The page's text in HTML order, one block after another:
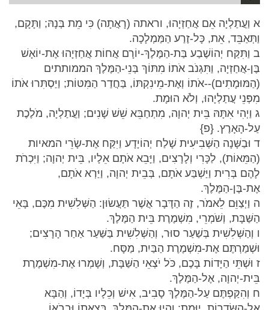
א וַעֲתַלְיָה אֵם אֲחַזְיָהוּ, וראתה (רָאֲתָה) כִּי מֵת בְּנָהּ; וַתָּקָם,
וַתְּאַבֵּד, אֵת, כָּל-זֶרַע הַמַּמְלָכָה.
ב וַתִּקַּח יְהוֹשֶׁבַע בַּת-הַמֶּלֶךְ-יוֹרָם אֲחוֹת אֲחַזְיָהוּ אֶת-יוֹאָשׁ
בֶּן-אֲחַזְיָה, וַתִּגְנֹב אֹתוֹ מִתּוֹךְ בְּנֵי-הַמֶּלֶךְ הממותתים
(הַמּוּמָתִים)--אֹתוֹ וְאֶת-מֵינִקְתּוֹ, בַּחֲדַר הַמִּטּוֹת; וַיַּסְתִּרוּ אֹתוֹ
מִפְּנֵי עֲתַלְיָהוּ, וְלֹא הוּמָת.
ג וַיְהִי אִתָּהּ בֵּית יְהוָה, מִתְחַבֵּא שֵׁשׁ שָׁנִים; וַעֲתַלְיָה, מֹלֶכֶת
עַל-הָאָרֶץ. {פ}
ד וּבַשָּׁנָה הַשְּׁבִיעִית שָׁלַח יְהוֹיָדָע וַיִּקַּח אֶת-שָׂרֵי המאיות
(הַמֵּאוֹת), לַכָּרִי וְלָרָצִים, וַיָּבֵא אֹתָם אֵלָיו, בֵּית יְהוָה; וַיִּכְרֹת
לָהֶם בְּרִית וַיַּשְׁבַּע אֹתָם, בְּבֵית יְהוָה, וַיַּרְא אֹתָם,
אֶת-בֶּן-הַמֶּלֶךְ.
ה וַיְצַוֵּם לֵאמֹר, זֶה הַדָּבָר אֲשֶׁר תַּעֲשׂוּן: הַשְּׁלִשִׁית מִכֶּם, בָּאֵי
הַשַּׁבָּת, וְשֹׁמְרֵי, מִשְׁמֶרֶת בֵּית הַמֶּלֶךְ.
ו וְהַשְּׁלִשִׁית בְּשַׁעַר סוּר, וְהַשְּׁלִשִׁית בַּשַּׁעַר אַחַר הָרָצִים;
וּשְׁמַרְתֶּם אֶת-מִשְׁמֶרֶת הַבַּיִת, מַסָּח.
ז וּשְׁתֵּי הַיָּדוֹת בָּכֶם, כֹּל יֹצְאֵי הַשַּׁבָּת, וְשָׁמְרוּ אֶת-מִשְׁמֶרֶת
בֵּית-יְהוָה, אֶל-הַמֶּלֶךְ.
ח וְהִקַּפְתֶּם עַל-הַמֶּלֶךְ סָבִיב, אִישׁ וְכֵלָיו בְּיָדוֹ, וְהַבָּא